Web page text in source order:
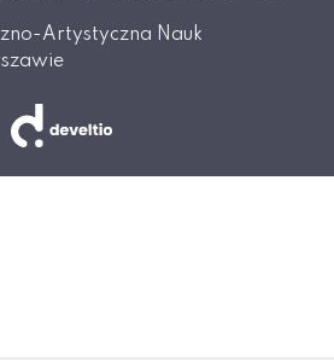
Artystyczna Nauk